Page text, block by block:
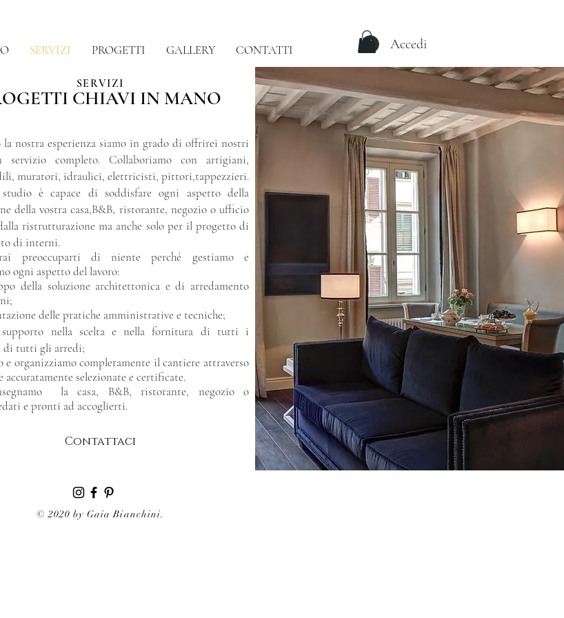
SERVIZI PROGETTI GALLERY CONTATTI Accedi
SERVIZI
CHIAVI IN MANO
la nostra esperienza siamo in grado di offrirei nostri
completo. Collaboriamo con artigiani,
muratori, idraulici, elettricisti, pittori,tappezzieri.
è capace di soddisfare ogni aspetto della
della vostra casa,B&B, ristorante, negozio o ufficio
ristrutturazione ma anche solo per il progetto di
di interni.
preoccuparti di niente perché gestiamo e
ogni aspetto del lavoro:
della soluzione architettonica e di arredamento
delle pratiche amministrative e tecniche;
nella scelta e nella fornitura di tutti i
di tutti gli arredi;
e organizziamo completamente il cantiere attraverso
accuratamente selezionate e certificate.
la casa, B&B, ristorante, negozio o
e pronti ad accoglierti.
Contattaci
© 2020 by Gaia Bianchini.